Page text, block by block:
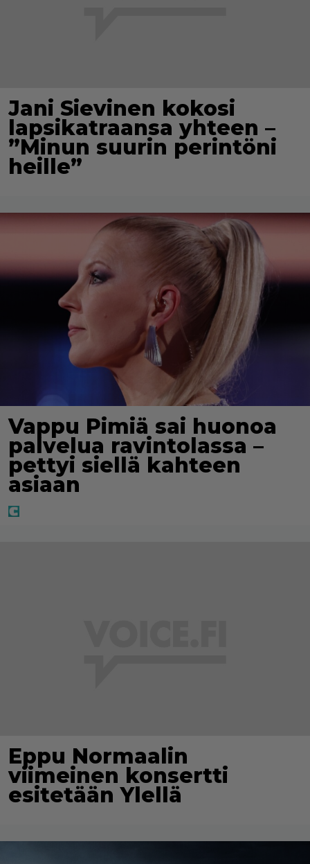
Jani Sievinen kokosi
lapsikatraansa yhteen –
”Minun suurin perintöni
heille”
Vappu Pimiä sai huonoa
palvelua ravintolassa –
pettyi siellä kahteen
asiaan
Eppu Normaalin
viimeinen konsertti
esitetään Ylellä